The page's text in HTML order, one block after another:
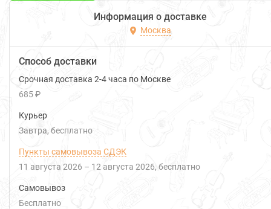
Информация о доставке
Москва
Способ доставки
Срочная доставка 2-4 часа по Москве
685 ₽
Курьер
Завтра
Бесплатно
Пункты самовывоза СДЭК
11 августа 2026 – 12 августа 2026 Бесплатно
Самовывоз
Бесплатно